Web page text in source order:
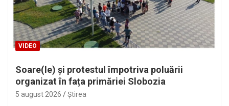
VIDEO
Soare(le) și protestul împotriva poluării
organizat în fața primăriei Slobozia
5 august 2026 Ştirea